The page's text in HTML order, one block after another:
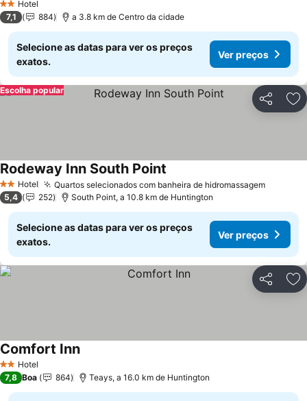
2 Estrelas
Hotel
7,1 884 a 3.8 km de Centro da cidade
Selecione as datas para ver os preços
exatos.
Ver preços
Partilhar
Escolha popular
2 Estrelas
Hotel Quartos selecionados com banheira de hidromassagemVer
Rodeway Inn South Point
5,4 252 South Point, a 10.8 km de Huntington
Selecione as datas para ver os preços
exatos.
Ver preços
Partilhar
2 Estrelas
Hotel
Comfort InnVer preços
7,8 Boa 864 Teays, a 16.0 km de Huntington